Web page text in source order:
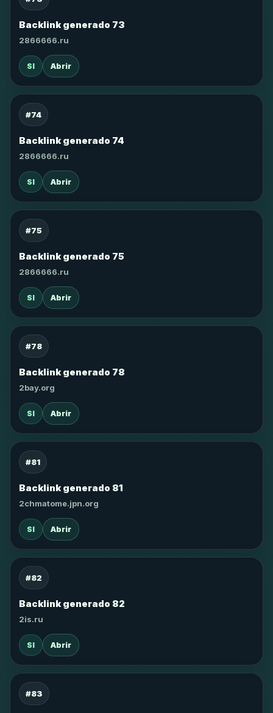
Backlink generado 73
2866666.ru
SI Abrir
#74
Backlink generado 74
2866666.ru
SI Abrir
#75
Backlink generado 75
2866666.ru
SI Abrir
#78
Backlink generado 78
2bay.org
SI Abrir
#81
Backlink generado 81
2chmatome.jpn.org
SI Abrir
#82
Backlink generado 82
2is.ru
SI Abrir
#83